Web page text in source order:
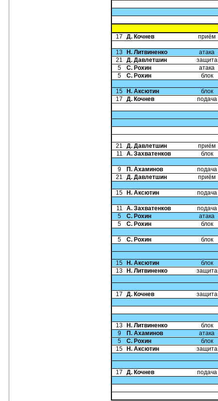
17 Д. Кочнев приём
13 Н. Литвиненко
атака
21
Д. Давлетшин
защита
5
С. Рохин
атака
5
С. Рохин блок
15 Н. Аксютин
блок
17
Д. Кочнев подача
21 Д. Давлетшин
приём
11
А. Захватенков блок
9 П. Ахаминов
подача
21
Д. Давлетшин приём
15 Н. Аксютин подача
11 А. Захватенков
подача
5
С. Рохин
атака
5
С. Рохин блок
5 С. Рохин блок
15 Н. Аксютин
блок
13
Н. Литвиненко защита
17 Д. Кочнев защита
13 Н. Литвиненко
блок
9
П. Ахаминов
атака
5
С. Рохин
блок
15
Н. Аксютин защита
17 Д. Кочнев подача